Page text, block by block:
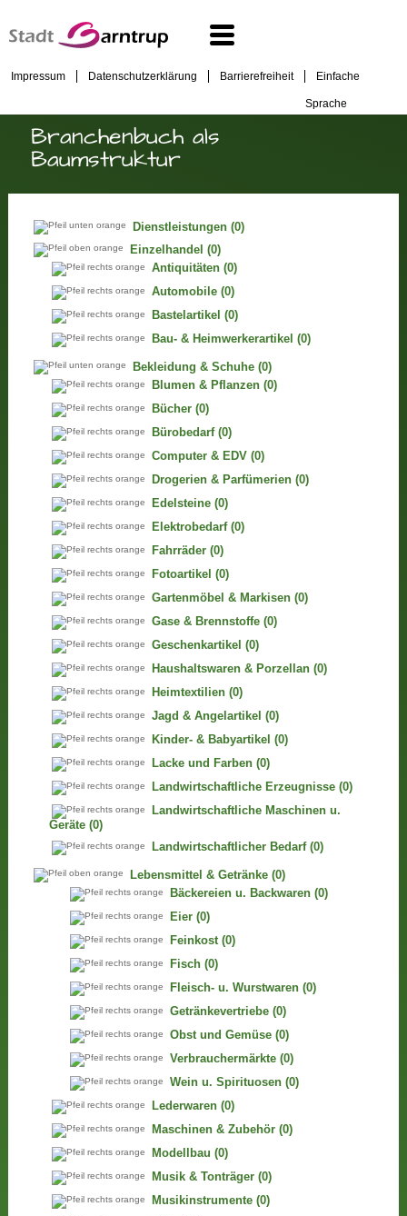
Impressum Datenschutzerklärung Barrierefreiheit Einfache
Sprache
Branchenbuch als
Baumstruktur
Dienstleistungen (0)
Einzelhandel (0)
Antiquitäten (0)
Automobile (0)
Bastelartikel (0)
Bau- & Heimwerkerartikel (0)
Bekleidung & Schuhe (0)
Blumen & Pflanzen (0)
Bücher (0)
Bürobedarf (0)
Computer & EDV (0)
Drogerien & Parfümerien (0)
Edelsteine (0)
Elektrobedarf (0)
Fahrräder (0)
Fotoartikel (0)
Gartenmöbel & Markisen (0)
Gase & Brennstoffe (0)
Geschenkartikel (0)
Haushaltswaren & Porzellan (0)
Heimtextilien (0)
Jagd & Angelartikel (0)
Kinder- & Babyartikel (0)
Lacke und Farben (0)
Landwirtschaftliche Erzeugnisse (0)
Landwirtschaftliche Maschinen u.
Geräte (0)
Landwirtschaftlicher Bedarf (0)
Lebensmittel & Getränke (0)
Bäckereien u. Backwaren (0)
Eier (0)
Feinkost (0)
Fisch (0)
Fleisch- u. Wurstwaren (0)
Getränkevertriebe (0)
Obst und Gemüse (0)
Verbrauchermärkte (0)
Wein u. Spirituosen (0)
Lederwaren (0)
Maschinen & Zubehör (0)
Modellbau (0)
Musik & Tonträger (0)
Musikinstrumente (0)